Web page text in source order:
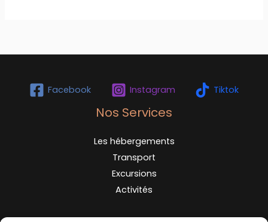
Facebook Instagram Tiktok
Nos Services
Les hébergements
Transport
Excursions
Activités